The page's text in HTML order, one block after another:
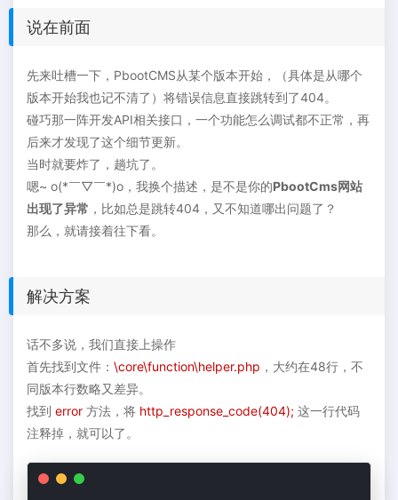
说在前面
先来吐槽一下，PbootCMS从某个版本开始，（具体是从哪个
版本开始我也记不清了）将错误信息直接跳转到了404。
碰巧那一阵开发API相关接口，一个功能怎么调试都不正常，再
后来才发现了这个细节更新。
当时就要炸了，趟坑了。
嗯~ o(*￣▽￣*)o，我换个描述，是不是你的PbootCms网站
出现了异常 ，比如总是跳转404，又不知道哪出问题了？
那么，就请接着往下看。
解决方案
话不多说，我们直接上操作
首先找到文件： \core\function\helper.php ，大约在48行，不
同版本行数略又差异。
找到 error 方法，将 http_response_code(404); 这一行代码
注释掉，就可以了。